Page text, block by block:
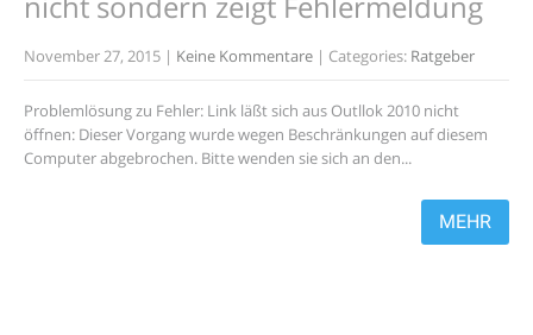
November 27, 2015 | Keine Kommentare | Categories: Ratgeber
Problemlösung zu Fehler: Link läßt sich aus Outllok 2010 nicht
öffnen: Dieser Vorgang wurde wegen Beschränkungen auf diesem
Computer abgebrochen. Bitte wenden sie sich an den...
MEHR